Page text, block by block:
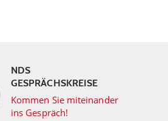
NDS
GESPRÄCHSKREISE
Kommen Sie miteinander
ins Gespräch!